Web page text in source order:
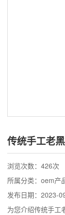
传统手工老
浏览次数： 426次
所属分类：oem产
发布日期：2023-
为您介绍传统手工